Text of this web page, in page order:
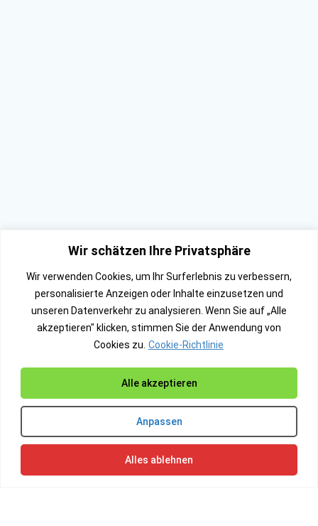
Wir schätzen Ihre Privatsphäre
Wir verwenden Cookies, um Ihr Surferlebnis zu verbessern,
personalisierte Anzeigen oder Inhalte einzusetzen und
unseren Datenverkehr zu analysieren. Wenn Sie auf „Alle
akzeptieren" klicken, stimmen Sie der Anwendung von
Cookies zu. Cookie-Richtlinie
Anpassen
Alles ablehnen
Alle akzeptieren